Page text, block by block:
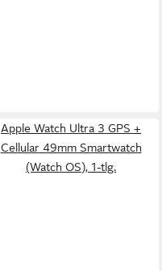
Apple Watch Ultra 3 GPS +
Cellular 49mm Smartwatch
(Watch OS), 1-tlg.